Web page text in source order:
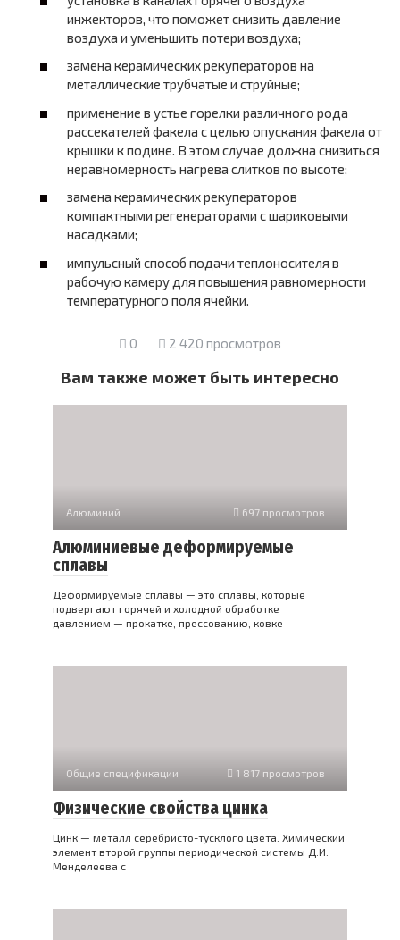
инжекторов, что поможет снизить давление
воздуха и уменьшить потери воздуха;
замена керамических рекуператоров на
металлические трубчатые и струйные;
применение в устье горелки различного рода
рассекателей факела с целью опускания факела от
крышки к подине. В этом случае должна снизиться
неравномерность нагрева слитков по высоте;
замена керамических рекуператоров
компактными регенераторами с шариковыми
насадками;
импульсный способ подачи теплоносителя в
рабочую камеру для повышения равномерности
температурного поля ячейки.
0 2 420 просмотров
Вам также может быть интересно
Алюминий 697 просмотров
Алюминиевые деформируемые
сплавы
Деформируемые сплавы — это сплавы, которые
подвергают горячей и холодной обработке
давлением — прокатке, прессованию, ковке
Общие спецификации 1 817 просмотров
Физические свойства цинка
Цинк — металл серебристо-тусклого цвета. Химический
элемент второй группы периодической системы Д.И.
Менделеева с